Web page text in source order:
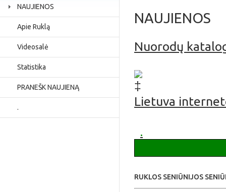
NAUJIENOS
Apie Ruklą
Videosalė
Statistika
PRANEŠK NAUJIENĄ
.
NAUJIENOS
Nuorodų
Lietuva
.
RUKLOS SENIŪNIJOS